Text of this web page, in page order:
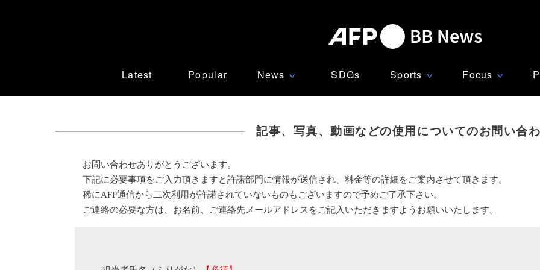
Latest Popular News ∨ SDGs Sports ∨ Focus ∨
記事、写真、動画などの使用についてのお問い合
お問い合わせありがとうございます。
下記に必要事項をご入力頂きますと許諾部門に情報が送信され、料金等の詳細をご案内させて頂きます。
稀にAFP通信から二次利用が許諾されていないものもございますので予めご了承下さい。
ご連絡の必要な方は、お名前、ご連絡先メールアドレスをご記入いただきますようお願いいたします。